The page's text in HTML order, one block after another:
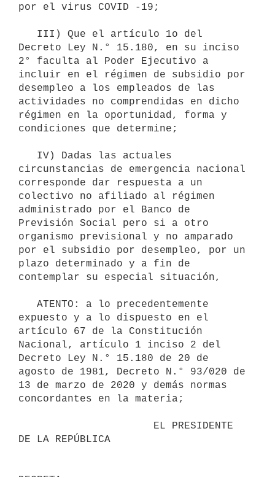
por el virus COVID -19;
Decreto Ley N.° 15.180, en su inciso
2° faculta al Poder Ejecutivo a
incluir en el régimen de subsidio por
desempleo a los empleados de las
actividades no comprendidas en dicho
régimen en la oportunidad, forma y
condiciones que determine;
circunstancias de emergencia nacional
corresponde dar respuesta a un
colectivo no afiliado al régimen
administrado por el Banco de
Previsión Social pero si a otro
organismo previsional y no amparado
por el subsidio por desempleo, por un
plazo determinado y a fin de
contemplar su especial situación,
expuesto y a lo dispuesto en el
artículo 67 de la Constitución
Nacional, artículo 1 inciso 2 del
Decreto Ley N.° 15.180 de 20 de
agosto de 1981, Decreto N.° 93/020 de
13 de marzo de 2020 y demás normas
concordantes en la materia;
DE LA REPÚBLICA